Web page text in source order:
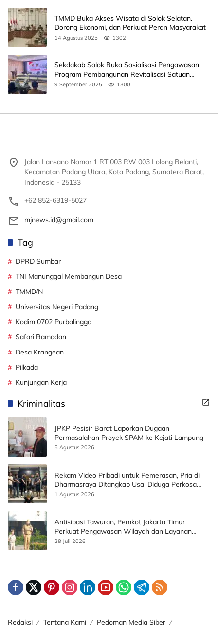
TMMD Buka Akses Wisata di Solok Selatan,
Dorong Ekonomi, dan Perkuat Peran Masyarakat
14 Agustus 2025 1302
Sekdakab Solok Buka Sosialisasi Pengawasan
Program Pembangunan Revitalisasi Satuan
Pendidikan
9 September 2025 1300
Jalan Lansano Nomor 1 RT 003 RW 003 Lolong Belanti,
Kecamatan Padang Utara, Kota Padang, Sumatera Barat,
Indonesia - 25133
+62 852-6319-5027
mjnews.id@gmail.com
Tag
DPRD Sumbar
TNI Manunggal Membangun Desa
TMMD/N
Universitas Negeri Padang
Kodim 0702 Purbalingga
Safari Ramadan
Desa Krangean
Pilkada
Kunjungan Kerja
Kriminalitas
JPKP Pesisir Barat Laporkan Dugaan
Permasalahan Proyek SPAM ke Kejati Lampung
5 Agustus 2026
Rekam Video Pribadi untuk Pemerasan, Pria di
Dharmasraya Ditangkap Usai Diduga Perkosa
Korban
1 Agustus 2026
Antisipasi Tawuran, Pemkot Jakarta Timur
Perkuat Pengawasan Wilayah dan Layanan
Publik
28 Juli 2026
Redaksi Tentang Kami Pedoman Media Siber